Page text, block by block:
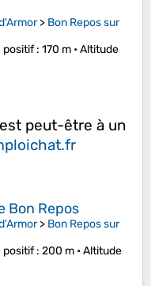
> Bon Repos sur
positif: 170 m •Altitude
peut-être à un
Bon Repos
> Bon Repos sur
positif: 200 m •Altitude